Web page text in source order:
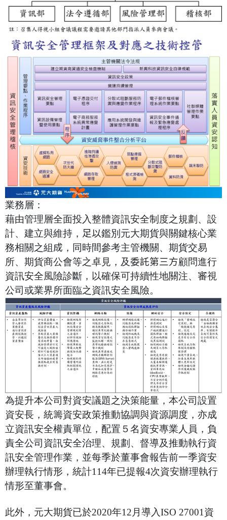
業務層：
藉由管理層全面投入整體資訊安全制度之規劃、設
計、建立與維持， 足以鑑別元大期貨與關鍵核心業
務相關之組 成 ，同時間參考主管機關、期貨交易
所、期貨商公會等之卓見，及委託第三方顧問進行
資訊安全風險診斷，以確保可持續性地關注、審視
公司或業界所面臨之資訊安全風險。
為提升本公司對資安議題之決策能量，本公司設置
資安長，統籌資安政策推動協調與資源調度，亦成
立資訊安全權責單位，配置５名資安專業人員，負
責全公司資訊安全治理、規劃、督導及推動執行資
訊安全管理作業，並每季於董事會報告前一季資安
辦理執行情形，統計114年已提報4次資安辦理執行
情形至董事會。
此外，元大期貨已於2020年12月導入ISO 27001資